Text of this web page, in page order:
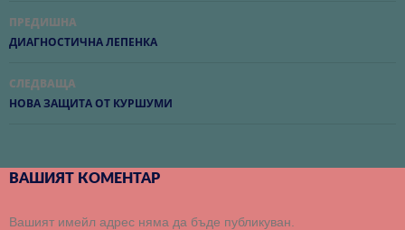
Навигация
в
публикациите
ПРЕДИШНА
ДИАГНОСТИЧНА ЛЕПЕНКА
СЛЕДВАЩА
НОВА ЗАЩИТА ОТ КУРШУМИ
ВАШИЯТ КОМЕНТАР
Вашият имейл адрес няма да бъде публикуван.